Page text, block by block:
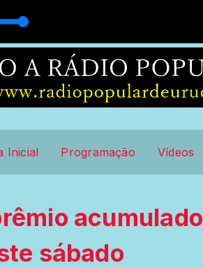
Inicial Programação Vídeos
acumulado
sábado